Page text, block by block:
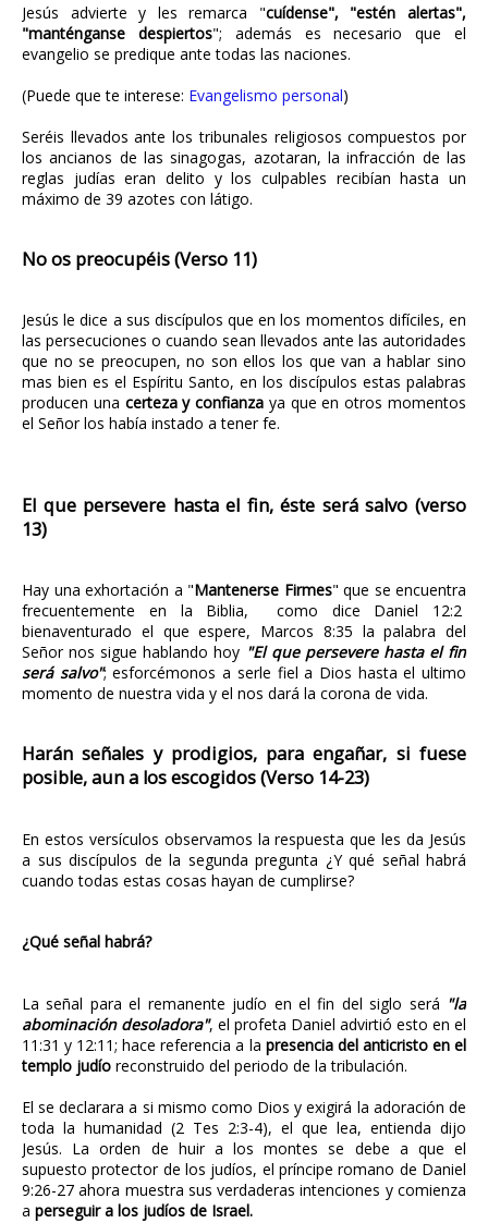
Jesús advierte y les remarca "cuídense", "estén alertas",
"manténganse despiertos"; además es necesario que el
evangelio se predique ante todas las naciones.
(Puede que te interese: Evangelismo personal)
Seréis llevados ante los tribunales religiosos compuestos por
los ancianos de las sinagogas, azotaran, la infracción de las
reglas judías eran delito y los culpables recibían hasta un
máximo de 39 azotes con látigo.
No os preocupéis (Verso 11)
Jesús le dice a sus discípulos que en los momentos difíciles, en
las persecuciones o cuando sean llevados ante las autoridades
que no se preocupen, no son ellos los que van a hablar sino
mas bien es el Espíritu Santo, en los discípulos estas palabras
producen una certeza y confianza ya que en otros momentos
el Señor los había instado a tener fe.
El que persevere hasta el fin, éste será salvo (verso
13)
Hay una exhortación a "Mantenerse Firmes" que se encuentra
frecuentemente en la Biblia, como dice Daniel 12:2
bienaventurado el que espere, Marcos 8:35 la palabra del
Señor nos sigue hablando hoy "El que persevere hasta el fin
será salvo"; esforcémonos a serle fiel a Dios hasta el ultimo
momento de nuestra vida y el nos dará la corona de vida.
Harán señales y prodigios, para engañar, si fuese
posible, aun a los escogidos (Verso 14-23)
En estos versículos observamos la respuesta que les da Jesús
a sus discípulos de la segunda pregunta ¿Y qué señal habrá
cuando todas estas cosas hayan de cumplirse?
¿Qué señal habrá?
La señal para el remanente judío en el fin del siglo será "la
abominación desoladora", el profeta Daniel advirtió esto en el
11:31 y 12:11; hace referencia a la presencia del anticristo en el
templo judío reconstruido del periodo de la tribulación.
El se declarara a si mismo como Dios y exigirá la adoración de
toda la humanidad (2 Tes 2:3-4), el que lea, entienda dijo
Jesús. La orden de huir a los montes se debe a que el
supuesto protector de los judíos, el príncipe romano de Daniel
9:26-27 ahora muestra sus verdaderas intenciones y comienza
a perseguir a los judíos de Israel.